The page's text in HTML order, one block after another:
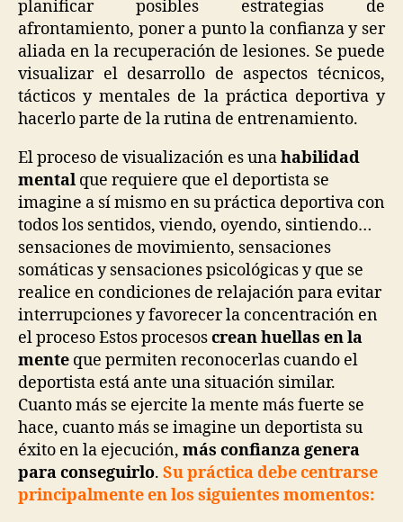
planificar posibles estrategias de
afrontamiento, poner a punto la confianza y ser
aliada en la recuperación de lesiones. Se puede
visualizar el desarrollo de aspectos técnicos,
tácticos y mentales de la práctica deportiva y
hacerlo parte de la rutina de entrenamiento.
El proceso de visualización es unahabilidad
mental que requiere que el deportista se
imagine a sí mismo en su práctica deportiva con
todos los sentidos, viendo, oyendo, sintiendo…
sensaciones de movimiento, sensaciones
somáticas y sensaciones psicológicas y que se
realice en condiciones de relajación para evitar
interrupciones y favorecer la concentración en
el proceso Estos procesoscrean huellas en la
mente que permiten reconocerlas cuando el
deportista está ante una situación similar.
Cuanto más se ejercite la mente más fuerte se
hace, cuanto más se imagine un deportista su
éxito en la ejecución, más confianza genera
para conseguirlo. Su práctica debe centrarse
principalmente en los siguientes momentos: